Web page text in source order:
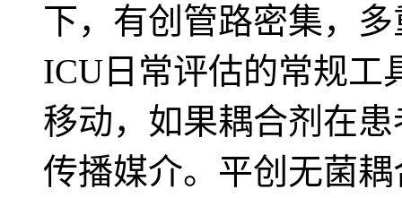
下，有创管路密集，
ICU日常评估的常规工
移动，如果耦合剂在
传播媒介。平创无菌